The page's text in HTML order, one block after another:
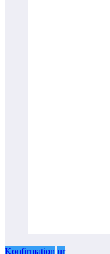
Konfirmation ur